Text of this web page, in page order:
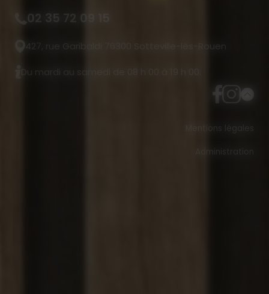
02 35 72 09 15
427, rue Garibaldi 76300 Sotteville-lès-Rouen